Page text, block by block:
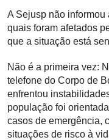
A Sejusp não
quais foram afetados
que a situação está
Não é a primeira vez:
telefone do Corpo de
enfrentou
população foi
casos de emergência,
situações de risco à